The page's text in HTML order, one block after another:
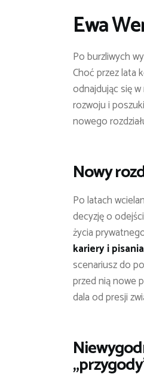
Ewa
Po burzliwych
Choć przez lata
odnajdując się
rozwoju i
nowego
Nowy
Po latach
decyzję o
życia
kariery i
scenariusz do
przed nią nowe
dala od presji